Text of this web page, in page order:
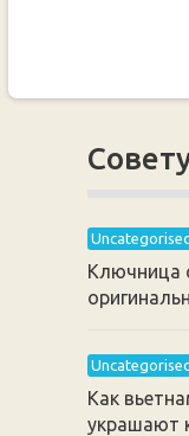
Uncategorised
Ключница
Uncategorised
Как
украшают